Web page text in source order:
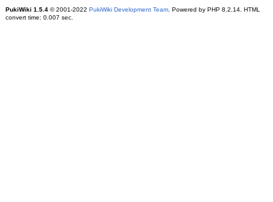
PukiWiki 1.5.4© 2001-2022 PukiWiki Development Team. Powered by PHP 8.2.14. HTML
convert time: 0.007 sec.